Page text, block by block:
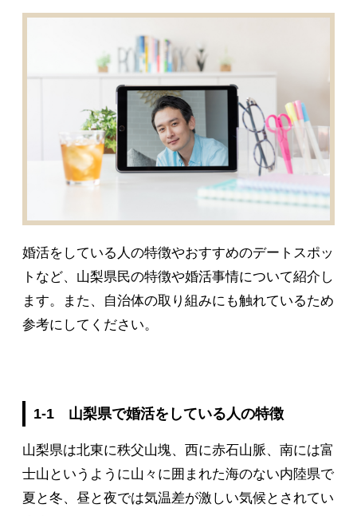
婚活をしている人の特徴やおすすめのデートスポッ
トなど、山梨県民の特徴や婚活事情について紹介し
ます。また、自治体の取り組みにも触れているため
参考にしてください。
1-1 山梨県で婚活をしている人の特徴
山梨県は北東に秩父山塊、西に赤石山脈、南には富
士山というように山々に囲まれた海のない内陸県で
夏と冬、昼と夜では気温差が激しい気候とされてい